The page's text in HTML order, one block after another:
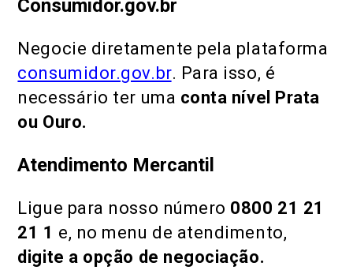
Consumidor.gov.br
Negocie diretamente pela plataforma
consumidor.gov.br. Para isso, é
necessário ter uma conta nível Prata
ou Ouro.
Atendimento Mercantil
Ligue para nosso número 0800 21 21
21 1 e, no menu de atendimento,
digite a opção de negociação.